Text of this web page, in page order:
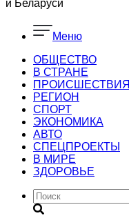
и Беларуси
Меню
ОБЩЕСТВО
В СТРАНЕ
ПРОИСШЕСТВИЯ
РЕГИОН
CПОРТ
ЭКОНОМИКА
АВТО
СПЕЦПРОЕКТЫ
В МИРЕ
ЗДОРОВЬЕ